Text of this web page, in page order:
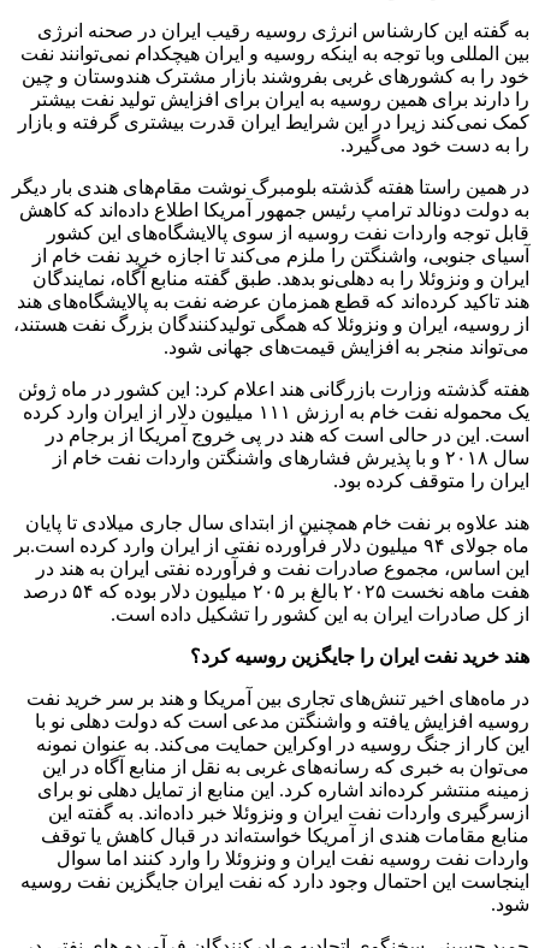
به گفته این کارشناس انرژی روسیه رقیب ایران در صحنه انرژی
بین المللی وبا توجه به اینکه روسیه و ایران هیچکدام نمی‌توانند نفت
خود را به کشورهای غربی بفروشند بازار مشترک هندوستان و چین
را دارند برای همین روسیه به ایران برای افزایش تولید نفت بیشتر
کمک نمی‌کند زیرا در این شرایط ایران قدرت بیشتری گرفته و بازار
را به دست خود می‌گیرد.
در همین راستا هفته گذشته بلومبرگ نوشت مقام‌های هندی بار دیگر
به دولت دونالد ترامپ رئیس جمهور آمریکا اطلاع داده‌اند که کاهش
قابل توجه واردات نفت روسیه از سوی پالایشگاه‌های این کشور
آسیای جنوبی، واشنگتن را ملزم می‌کند تا اجازه خرید نفت خام از
ایران و ونزوئلا را به دهلی‌نو بدهد. طبق گفته منابع آگاه، نمایندگان
هند تاکید کرده‌اند که قطع همزمان عرضه نفت به پالایشگاه‌های هند
از روسیه، ایران و ونزوئلا که همگی تولیدکنندگان بزرگ نفت هستند،
می‌تواند منجر به افزایش قیمت‌های جهانی شود.
هفته گذشته وزارت بازرگانی هند اعلام کرد: این کشور در ماه ژوئن
یک محموله نفت خام به ارزش ۱۱۱ میلیون دلار از ایران وارد کرده
است. این در حالی است که هند در پی خروج آمریکا از برجام در
سال ۲۰۱۸ و با پذیرش فشارهای واشنگتن واردات نفت خام از
ایران را متوقف کرده بود.
هند علاوه بر نفت خام همچنین از ابتدای سال جاری میلادی تا پایان
ماه جولای ۹۴ میلیون دلار فرآورده نفتی از ایران وارد کرده است.بر
این اساس، مجموع صادرات نفت و فرآورده نفتی ایران به هند در
هفت ماهه نخست ۲۰۲۵ بالغ بر ۲۰۵ میلیون دلار بوده که ۵۴ درصد
از کل صادرات ایران به این کشور را تشکیل داده است.
هند خرید نفت ایران را جایگزین روسیه کرد؟
در ماه‌های اخیر تنش‌های تجاری بین آمریکا و هند بر سر خرید نفت
روسیه افزایش یافته و واشنگتن مدعی است که دولت دهلی نو با
این کار از جنگ روسیه در اوکراین حمایت می‌کند. به عنوان نمونه
می‌توان به خبری که رسانه‌های غربی به نقل از منابع آگاه در این
زمینه منتشر کرده‌اند اشاره کرد. این منابع از تمایل دهلی نو برای
ازسرگیری واردات نفت ایران و ونزوئلا خبر داده‌اند. به گفته این
منابع مقامات هندی از آمریکا خواسته‌اند در قبال کاهش یا توقف
واردات نفت روسیه نفت ایران و ونزوئلا را وارد کنند اما سوال
اینجاست این احتمال وجود دارد که نفت ایران جایگزین نفت روسیه
شود.